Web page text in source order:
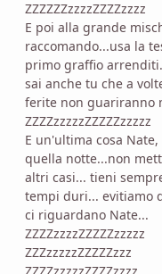
ZZZZZZzzzzZZZZzzzz
E poi alla grande
raccomando...usa la
primo graffio
sai anche tu che a
ferite non guariranno
ZZZZzzzzzZZZZZzzzzz
E un'ultima cosa
quella notte...non
altri casi... tieni
tempi duri... evitiamo
ci riguardano Nate...
ZZZZzzzzZZZZZzzzzz
ZZZzzzzzZZZZZzzz